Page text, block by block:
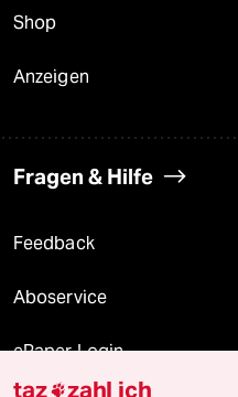
Shop
Anzeigen
Fragen & Hilfe
Feedback
Aboservice
ePaper Login
taz zahl ich